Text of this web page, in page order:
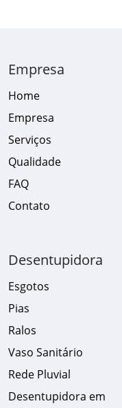
Empresa
Home
Empresa
Serviços
Qualidade
FAQ
Contato
Desentupidora
Esgotos
Pias
Ralos
Vaso Sanitário
Rede Pluvial
Desentupidora em